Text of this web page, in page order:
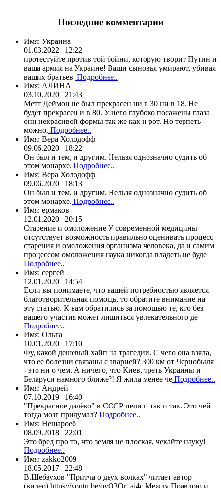
Последние комментарии
Имя: Украина
01.03.2022 | 12:22
протестуйте против той бойни, которую творит Путин и
ваша армия на Украине! Ваши сыновья умирают, убивая
ваших братьев. Подробнее..
Имя: АЛИНА
03.10.2020 | 21:43
Метт Деймон не был прекрасен ни в 30 ни в 18. Не
будет прекрасен и в 80. У него глубоко посажены глаза
они некрасивой формы так же как и рот. Но терпеть
можно. Подробнее..
Имя: Вера Холодофф
09.06.2020 | 18:22
Он был и тем, и другим. Нельзя однозначно судить об
этом монархе. Подробнее..
Имя: Вера Холодофф
09.06.2020 | 18:13
Он был и тем, и другим. Нельзя однозначно судить об
этом монархе. Подробнее..
Имя: ермаков
12.01.2020 | 20:15
Старение и омоложение У современной медицины
отсутствует возможность правильно оценивать процесс
старения и омоложения организма человека, да и самим
процессом омоложения наука никогда владеть не буде
Подробнее..
Имя: сергей
12.01.2020 | 14:54
Если вы понимаете, что вашей потребностью является
благотворительная помощь, то обратите внимание на
эту статью. К вам обратились за помощью те, кто без
вашего участия может лишиться увлекательного де
Подробнее..
Имя: Ольга
10.01.2020 | 17:10
Фу, какой дешевый хайп на трагедии. С чего она взяла,
что ее болезни связаны с аварией? 300 км от Чернобыля
- это ни о чем. А ничего, что Киев, треть Украины и
Беларуси намного ближе?! Я жила менее че Подробнее..
Имя: Андрей
07.10.2019 | 16:40
"Прекрасное далёко" в СССР пели и так и так. Это чей
тогда мозг придумал? Подробнее..
Имя: Нешароеб
08.09.2018 | 22:01
Это бред про то, что земля не плоская, чекайте науку!
Подробнее..
Имя: zakko2009
18.05.2017 | 22:48
В.Шебзухов "Притча о двух волках" читает автор
(видео) https://youtu.be/oyO3Qr_ai4c Между Правдою и